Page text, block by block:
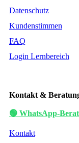
Datenschutz
Kundenstimmen
FAQ
Login Lernbereich
Kontakt &
🟢 WhatsApp-
Kontakt